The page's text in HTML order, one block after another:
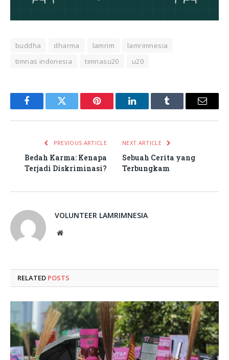
buddha dharma lamrim
lamrimnesia
timnas indonesia
timnasu20 u20
FacebookTwitter Pinterest LinkedInTumblr Email
PREVIOUS ARTICLE
Bedah Karma: Kenapa
Terjadi Diskriminasi?
NEXT ARTICLE
Sebuah Cerita yang
Terbungkam
VOLUNTEER LAMRIMNESIA
Website
RELATED POSTS